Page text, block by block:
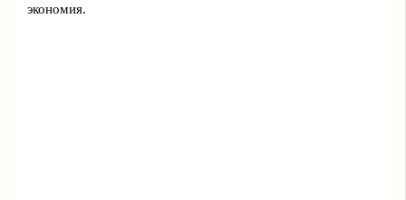
экономия.